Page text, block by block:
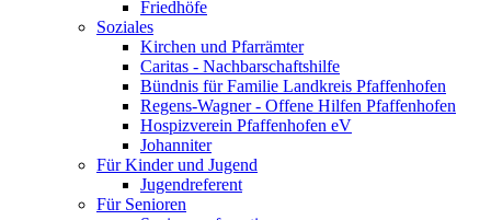
Friedhöfe
Soziales
Kirchen und Pfarrämter
Caritas - Nachbarschaftshilfe
Bündnis für Familie Landkreis Pfaffenhofen
Regens-Wagner - Offene Hilfen Pfaffenhofen
Hospizverein Pfaffenhofen eV
Johanniter
Für Kinder und Jugend
Jugendreferent
Für Senioren